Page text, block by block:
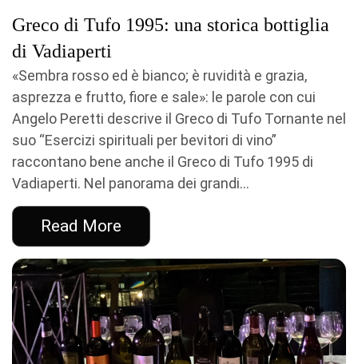
Greco di Tufo 1995: una storica bottiglia
di Vadiaperti
«Sembra rosso ed è bianco; è ruvidità e grazia,
asprezza e frutto, fiore e sale»: le parole con cui
Angelo Peretti descrive il Greco di Tufo Tornante nel
suo “Esercizi spirituali per bevitori di vino”
raccontano bene anche il Greco di Tufo 1995 di
Vadiaperti. Nel panorama dei grandi...
Read More